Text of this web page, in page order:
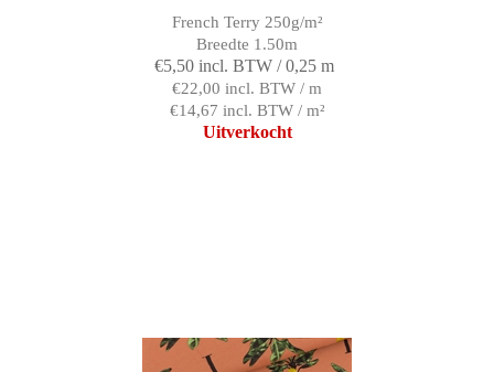
French Terry 250g/m²
Breedte 1.50m
€5,50 incl. BTW / 0,25 m
€22,00 incl. BTW / m
€14,67 incl. BTW / m²
Uitverkocht